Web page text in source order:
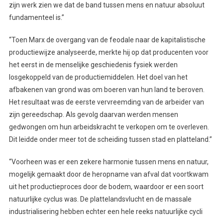
zijn werk zien we dat de band tussen mens en natuur absoluut
fundamenteel is.”
“Toen Marx de overgang van de feodale naar de kapitalistische
productiewijze analyseerde, merkte hij op dat producenten voor
het eerst in de menselijke geschiedenis fysiek werden
losgekoppeld van de productiemiddelen. Het doel van het
afbakenen van grond was om boeren van hun land te beroven.
Het resultaat was de eerste vervreemding van de arbeider van
zijn gereedschap. Als gevolg daarvan werden mensen
gedwongen om hun arbeidskracht te verkopen om te overleven.
Dit leidde onder meer tot de scheiding tussen stad en platteland.”
“Voorheen was er een zekere harmonie tussen mens en natuur,
mogelijk gemaakt door de heropname van afval dat voortkwam
uit het productieproces door de bodem, waardoor er een soort
natuurlijke cyclus was. De plattelandsvlucht en de massale
industrialisering hebben echter een hele reeks natuurlijke cycli